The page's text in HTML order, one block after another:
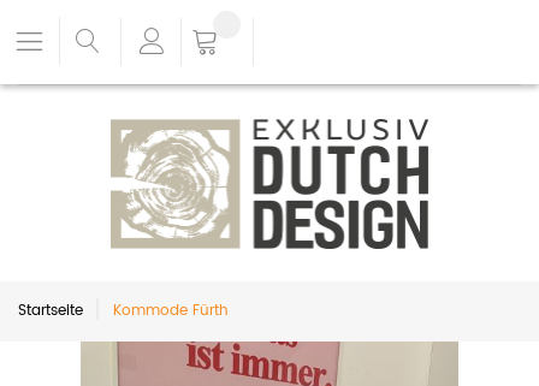
Startseite Kommode Fürth